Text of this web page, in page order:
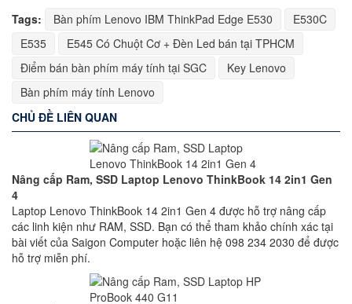
Tags: Bàn phím Lenovo IBM ThinkPad Edge E530
E530C
E535
E545 Có Chuột Cơ + Đèn Led bán tại TPHCM
Điểm bán bàn phím máy tính tại SGC
Key Lenovo
Bàn phím máy tính Lenovo
CHỦ ĐỀ LIÊN QUAN
Nâng cấp Ram, SSD Laptop Lenovo ThinkBook 14 2in1 Gen
4
Laptop Lenovo ThinkBook 14 2in1 Gen 4 được hỗ trợ nâng cấp
các linh kiện như RAM, SSD. Bạn có thể tham khảo chính xác tại
bài viết của Saigon Computer hoặc liên hệ 098 234 2030 để được
hỗ trợ miễn phí.